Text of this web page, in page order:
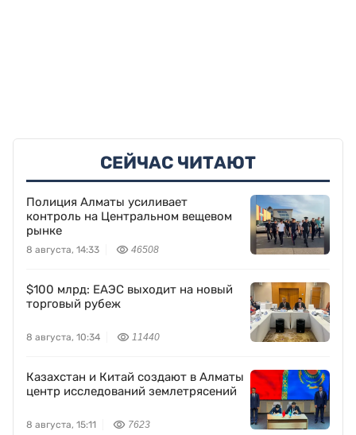
СЕЙЧАС ЧИТАЮТ
Полиция Алматы усиливает
контроль на Центральном вещевом
рынке
8 августа, 14:33 46508
$100 млрд: ЕАЭС выходит на новый
торговый рубеж
8 августа, 10:34 11440
Казахстан и Китай создают в Алматы
центр исследований землетрясений
8 августа, 15:11 7623